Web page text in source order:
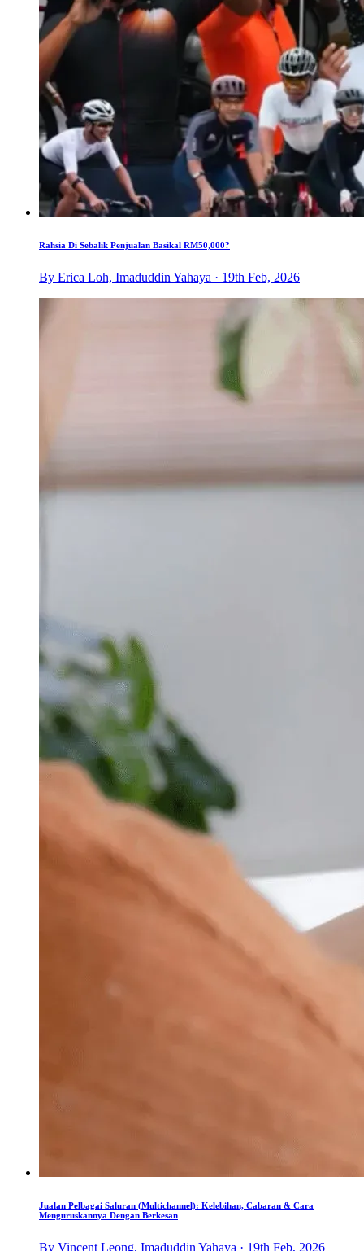
Rahsia Di Sebalik Penjualan Basikal RM50,000?
By Erica Loh, Imaduddin Yahaya · 19th Feb, 2026
Jualan Pelbagai Saluran (Multichannel): Kelebihan, Cabaran & Cara
Menguruskannya Dengan Berkesan
By Vincent Leong, Imaduddin Yahaya · 19th Feb, 2026